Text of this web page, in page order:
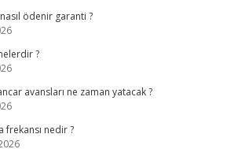
ödenir garanti ?
?
avansları ne zaman yatacak ?
frekansı nedir ?